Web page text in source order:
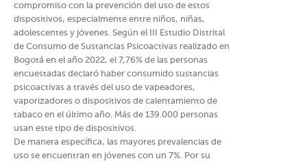
compromiso con la prevención del uso de estos
dispositivos, especialmente entre niños, niñas,
adolescentes y jóvenes. Según el III Estudio Distrital
de Consumo de Sustancias Psicoactivas realizado en
Bogotá en el año 2022, el 7,76% de las personas
encuestadas declaró haber consumido sustancias
psicoactivas a través del uso de vapeadores,
vaporizadores o dispositivos de calentamiento de
tabaco en el último año. Más de 139.000 personas
usan este tipo de dispositivos.
De manera específica, las mayores prevalencias de
uso se encuentran en jóvenes con un 7%. Por su